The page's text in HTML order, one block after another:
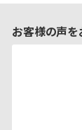
お客様の声